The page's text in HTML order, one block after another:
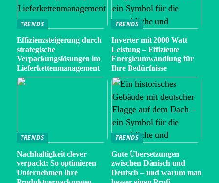
TRENDS
Effizienzsteigerung durch
strategische
Verpackungslösungen im
Lieferkettenmanagement
TRENDS
Inverter mit 2000 Watt
Leistung – Effiziente
Energieumwandlung für
Ihre Bedürfnisse
TRENDS
Nachhaltigkeit clever
verpackt: So optimieren
Unternehmen ihre
TRENDS
Gute Übersetzungen
zwischen Dänisch und
Deutsch – und warum man